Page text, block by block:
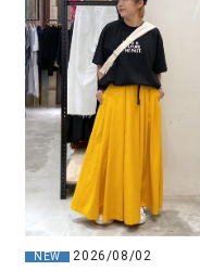
NEW 2026/08/02